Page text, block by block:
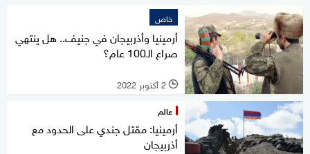
خاص
أرمينيا وأذربيجان في جنيف.. هل ينتهي
صراع الـ100 عام؟
l 2 أكتوبر 2022
عالم
أرمينيا: مقتل جندي على الحدود مع
أذربيجان